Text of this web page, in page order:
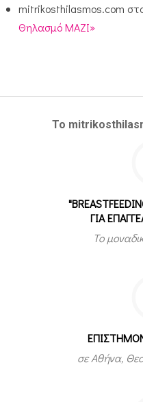
mitrikosthilasmos.com
Θηλασμό ΜΑΖΙ»
Το
ΓΙΑ
Το
σε Αθήνα,